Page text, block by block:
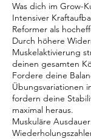
Was dich im Grow-
Intensiver
Reformer als
Durch höhere
Muskelaktivierung
deinen gesamten
Fordere deine
Übungsvariationen
fordern deine
maximal heraus.
Muskuläre